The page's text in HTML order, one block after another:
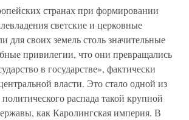
странах при формировании
светские и церковные
для своих земель столь значительные
привилегии, что они превращались
в государстве», фактически
власти. Это стало одной из
распада такой крупной
как Каролингская империя. В